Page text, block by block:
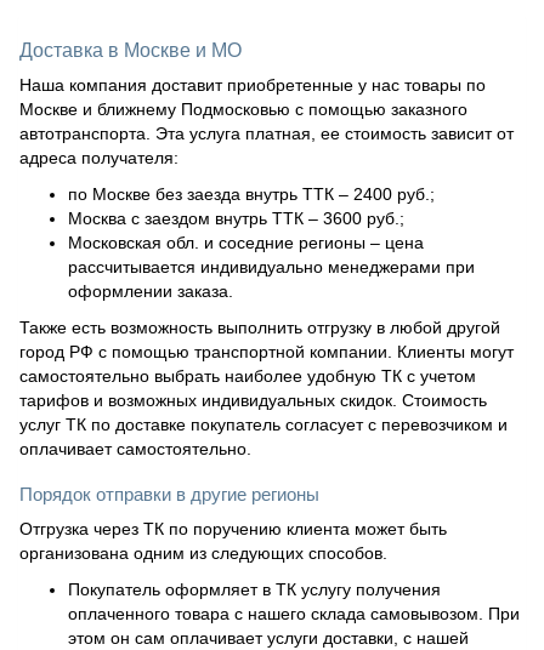
Доставка в Москве и МО
Наша компания доставит приобретенные у нас товары по
Москве и ближнему Подмосковью с помощью заказного
автотранспорта. Эта услуга платная, ее стоимость зависит от
адреса получателя:
по Москве без заезда внутрь ТТК – 2400 руб.;
Москва с заездом внутрь ТТК – 3600 руб.;
Московская обл. и соседние регионы – цена
рассчитывается индивидуально менеджерами при
оформлении заказа.
Также есть возможность выполнить отгрузку в любой другой
город РФ с помощью транспортной компании. Клиенты могут
самостоятельно выбрать наиболее удобную ТК с учетом
тарифов и возможных индивидуальных скидок. Стоимость
услуг ТК по доставке покупатель согласует с перевозчиком и
оплачивает самостоятельно.
Порядок отправки в другие регионы
Отгрузка через ТК по поручению клиента может быть
организована одним из следующих способов.
Покупатель оформляет в ТК услугу получения
оплаченного товара с нашего склада самовывозом. При
этом он сам оплачивает услуги доставки, с нашей